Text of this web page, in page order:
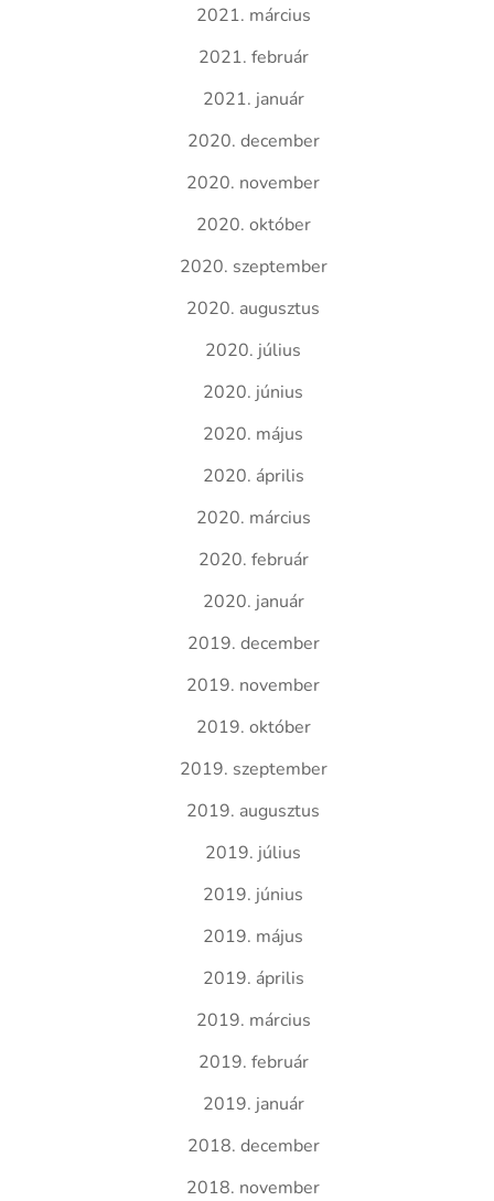
2021. március
2021. február
2021. január
2020. december
2020. november
2020. október
2020. szeptember
2020. augusztus
2020. július
2020. június
2020. május
2020. április
2020. március
2020. február
2020. január
2019. december
2019. november
2019. október
2019. szeptember
2019. augusztus
2019. július
2019. június
2019. május
2019. április
2019. március
2019. február
2019. január
2018. december
2018. november